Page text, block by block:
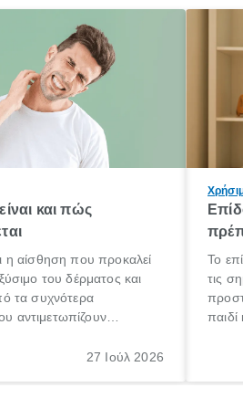
και πώς
η αίσθηση που προκαλεί
του δέρματος και
τα συχνότερα
αντιμετωπίζουν
το «κνησμός τι είναι»,
27 Ιούλ 2026
Το
τις
παιδί